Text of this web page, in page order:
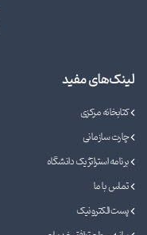
لینک‌های مفید
کتابخانه مرکزی
چارت سازمانی
برنامه استراتژیک دانشگاه
تماس با ما
پست الکترونیک